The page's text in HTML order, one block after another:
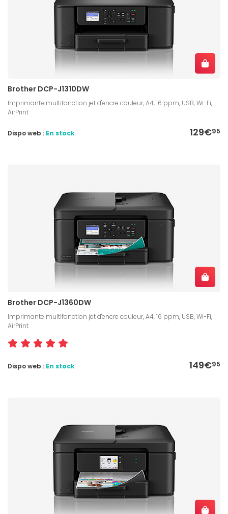
Brother DCP-J1310DW
Imprimante multifonction jet d'encre couleur, A4, 16 ppm, USB, Wi-Fi,
AirPrint
129€95
Dispo web : En stock
Brother DCP-J1360DW
Imprimante multifonction jet d'encre couleur, A4, 16 ppm, USB, Wi-Fi,
AirPrint
149€95
Dispo web : En stock